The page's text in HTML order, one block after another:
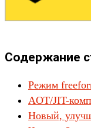
Содержание
Режим
AOT/JIT-
Новый,